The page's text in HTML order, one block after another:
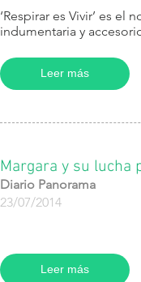
‘Respirar es Vivir’ es
indumentaria y
Leer más
Margara y su lucha
Diario Panorama
23/07/2014
Leer más